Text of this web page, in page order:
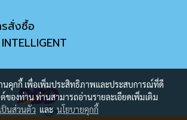
สั่งซื้อ
านคุกกี้ เพื่อเพิ่มประสิทธิภาพและประสบการณ์ที่ดี
ต์ของท่าน ท่านสามารถอ่านรายละเอียดเพิ่มเติม
ป็นส่วนตัว และนโยบายคุกกี้